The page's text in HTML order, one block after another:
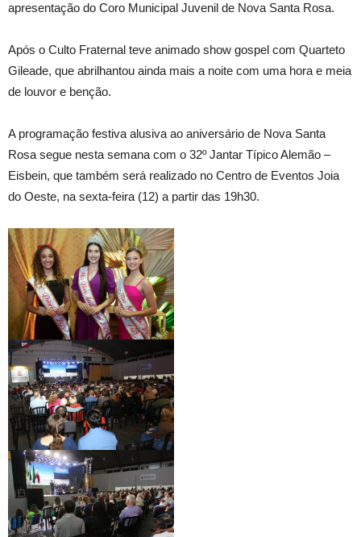
apresentação do Coro Municipal Juvenil de Nova Santa Rosa.
Após o Culto Fraternal teve animado show gospel com Quarteto
Gileade, que abrilhantou ainda mais a noite com uma hora e meia
de louvor e benção.
A programação festiva alusiva ao aniversário de Nova Santa
Rosa segue nesta semana com o 32º Jantar Típico Alemão –
Eisbein, que também será realizado no Centro de Eventos Joia
do Oeste, na sexta-feira (12) a partir das 19h30.